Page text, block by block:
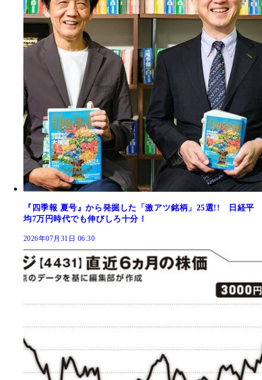
『四季報 夏号』から発掘した「激アツ銘柄」25選!! 日経平
均7万円時代でも伸びしろ十分！
2026年07月31日 06:30